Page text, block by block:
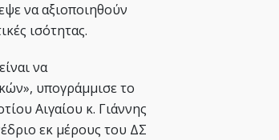
να αξιοποιηθούν
ισότητας.
να
υπογράμμισε το
Αιγαίου κ. Γιάννης
εκ μέρους του ΔΣ